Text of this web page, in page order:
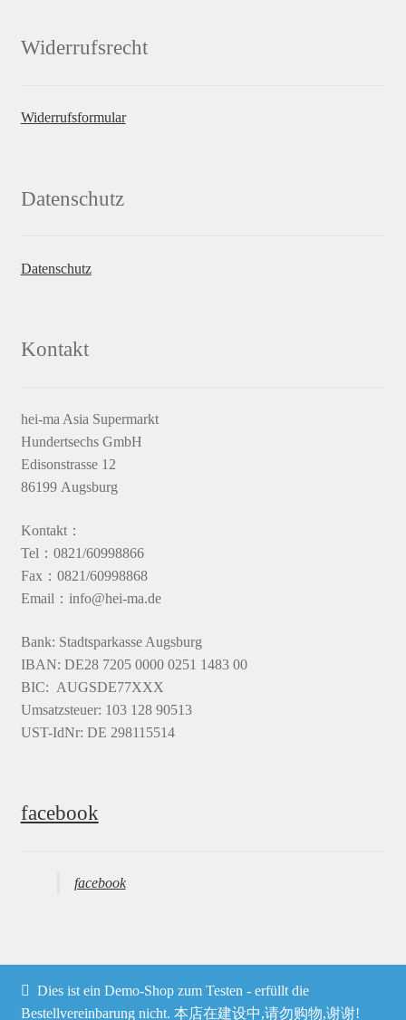
Widerrufsrecht
Widerrufsformular
Datenschutz
Datenschutz
Kontakt
hei-ma Asia Supermarkt
Hundertsechs GmbH
Edisonstrasse 12
86199 Augsburg
Kontakt：
Tel：0821/60998866
Fax：0821/60998868
Email：info@hei-ma.de
Bank: Stadtsparkasse Augsburg
IBAN: DE28 7205 0000 0251 1483 00
BIC: AUGSDE77XXX
Umsatzsteuer: 103 128 90513
UST-IdNr: DE 298115514
facebook
facebook
© Heima online 2026
Dies ist ein Demo-Shop zum Testen - erfüllt die
Bestellvereinbarung nicht. 本店在建设中,请勿购物,谢谢!